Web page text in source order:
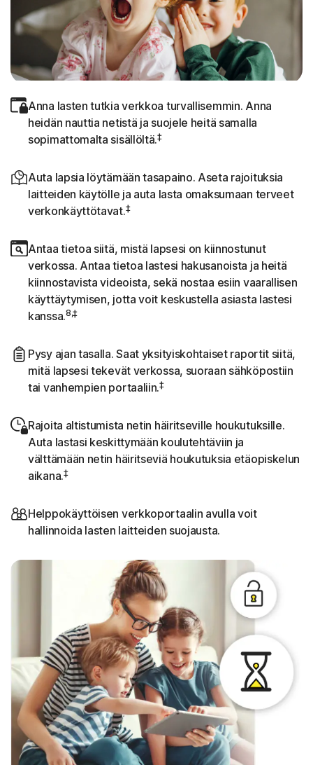
Anna lasten tutkia verkkoa turvallisemmin. Anna
heidän nauttia netistä ja suojele heitä samalla
sopimattomalta sisällöltä.‡
Auta lapsia löytämään tasapaino. Aseta rajoituksia
laitteiden käytölle ja auta lasta omaksumaan terveet
verkonkäyttötavat.‡
Antaa tietoa siitä, mistä lapsesi on kiinnostunut
verkossa. Antaa tietoa lastesi hakusanoista ja heitä
kiinnostavista videoista, sekä nostaa esiin vaarallisen
käyttäytymisen, jotta voit keskustella asiasta lastesi
kanssa.8,‡
Pysy ajan tasalla. Saat yksityiskohtaiset raportit siitä,
mitä lapsesi tekevät verkossa, suoraan sähköpostiin
tai vanhempien portaaliin.‡
Rajoita altistumista netin häiritseville houkutuksille.
Auta lastasi keskittymään koulutehtäviin ja
välttämään netin häiritseviä houkutuksia etäopiskelun
aikana.‡
Helppokäyttöisen verkkoportaalin avulla voit
hallinnoida lasten laitteiden suojausta.